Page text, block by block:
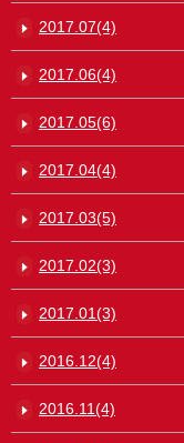
2017.07(4)
2017.06(4)
2017.05(6)
2017.04(4)
2017.03(5)
2017.02(3)
2017.01(3)
2016.12(4)
2016.11(4)